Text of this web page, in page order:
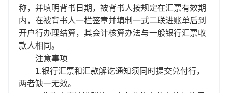
称，并填明背书日期，被背书人按规定在汇票有效期
内，在被背书人一栏签章并填制一式二联进账单后到
开户行办理结算，其会计核算办法与一般银行汇票收
款人相同。
注意事项
1.银行汇票和汇款解讫通知须同时提交兑付行，
两者缺一无效。